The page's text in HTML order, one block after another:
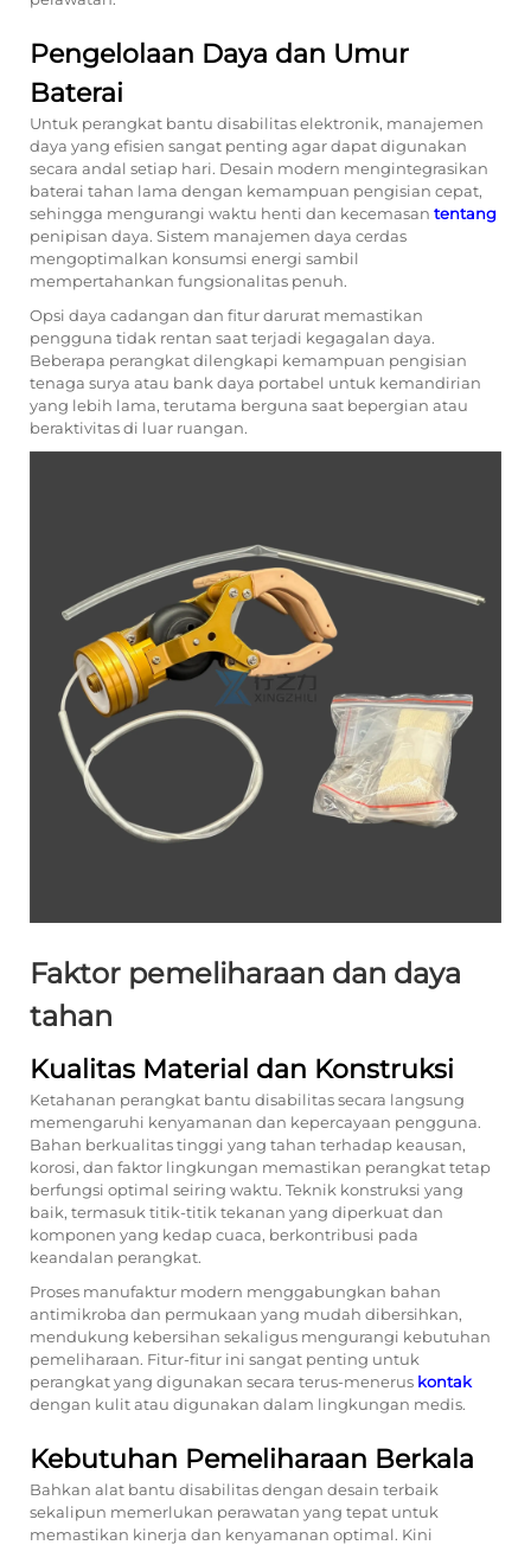
Pengelolaan Daya dan Umur
Baterai
Untuk perangkat bantu disabilitas elektronik, manajemen
daya yang efisien sangat penting agar dapat digunakan
secara andal setiap hari. Desain modern mengintegrasikan
baterai tahan lama dengan kemampuan pengisian cepat,
sehingga mengurangi waktu henti dan kecemasan tentang
penipisan daya. Sistem manajemen daya cerdas
mengoptimalkan konsumsi energi sambil
mempertahankan fungsionalitas penuh.
Opsi daya cadangan dan fitur darurat memastikan
pengguna tidak rentan saat terjadi kegagalan daya.
Beberapa perangkat dilengkapi kemampuan pengisian
tenaga surya atau bank daya portabel untuk kemandirian
yang lebih lama, terutama berguna saat bepergian atau
beraktivitas di luar ruangan.
Faktor pemeliharaan dan daya
tahan
Kualitas Material dan Konstruksi
Ketahanan perangkat bantu disabilitas secara langsung
memengaruhi kenyamanan dan kepercayaan pengguna.
Bahan berkualitas tinggi yang tahan terhadap keausan,
korosi, dan faktor lingkungan memastikan perangkat tetap
berfungsi optimal seiring waktu. Teknik konstruksi yang
baik, termasuk titik-titik tekanan yang diperkuat dan
komponen yang kedap cuaca, berkontribusi pada
keandalan perangkat.
Proses manufaktur modern menggabungkan bahan
antimikroba dan permukaan yang mudah dibersihkan,
mendukung kebersihan sekaligus mengurangi kebutuhan
pemeliharaan. Fitur-fitur ini sangat penting untuk
perangkat yang digunakan secara terus-menerus kontak
dengan kulit atau digunakan dalam lingkungan medis.
Kebutuhan Pemeliharaan Berkala
Bahkan alat bantu disabilitas dengan desain terbaik
sekalipun memerlukan perawatan yang tepat untuk
memastikan kinerja dan kenyamanan optimal. Kini